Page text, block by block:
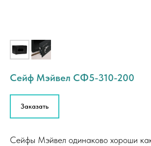
Сейф Мэйвел СФ5-310-200
Заказать
Сейфы Мэйвел одинаково хороши